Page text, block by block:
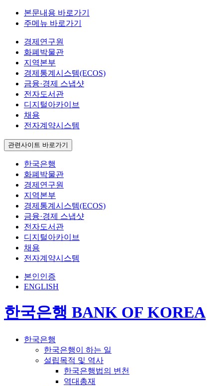
본문내용 바로가기
주메뉴 바로가기
경제연구원
화폐박물관
지역본부
경제통계시스템(ECOS)
금융·경제 스냅샷
전자도서관
디지털아카이브
채용
전자계약시스템
관련사이트 바로가기
한국은행
화폐박물관
경제연구원
지역본부
경제통계시스템(ECOS)
금융·경제 스냅샷
전자도서관
디지털아카이브
채용
전자계약시스템
본인인증
ENGLISH
한국은행 BANK OF KOREA
한국은행
한국은행이 하는 일
설립목적 및 역사
한국은행법의 변천
역대총재